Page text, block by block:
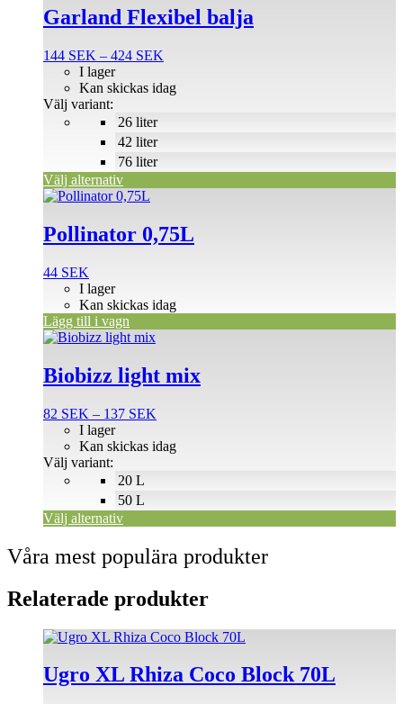
Garland Flexibel balja
144 SEK – 424 SEK
till
26 liter
42 liter
76 liter
I lager
Kan skickas idag
Välj variant:
Välj alternativ
produkten
har
varianter.
olika
alternativen
produktsidan
Pollinator 0,75L
44 SEK
I lager
Kan skickas idag
Lägg till i vagn
Biobizz light mix
82 SEK – 137 SEK
till
20 L
50 L
I lager
Kan skickas idag
Välj variant:
Välj alternativ
Den
produkten
har
varianter.
olika
alternativen
på
produktsidan
Våra mest populära produkter
Relaterade produkter
Ugro XL Rhiza Coco Block 70L